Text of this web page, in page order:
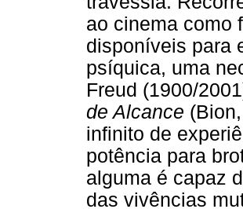
ao cinema como
disponíveis para
psíquica, uma
Freud (1900/
de Alcance
infinito de
potência para
alguma é capaz
das vivências